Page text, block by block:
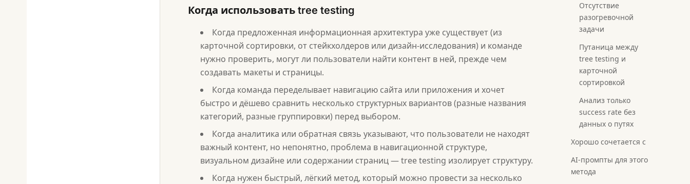
Когда использовать tree testing
Когда предложенная информационная архитектура уже существует (из
карточной сортировки, от стейкхолдеров или дизайн-исследования) и команде
нужно проверить, могут ли пользователи найти контент в ней, прежде чем
создавать макеты и страницы.
Когда команда переделывает навигацию сайта или приложения и хочет
быстро и дёшево сравнить несколько структурных вариантов (разные названия
категорий, разные группировки) перед выбором.
Когда аналитика или обратная связь указывают, что пользователи не находят
важный контент, но непонятно, проблема в навигационной структуре,
визуальном дизайне или содержании страниц — tree testing изолирует структуру.
Когда нужен быстрый, лёгкий метод, который можно провести за несколько
Отсутствие
разогревочной
задачи
Путаница между
tree testing и
карточной
сортировкой
Анализ только
success rate без
данных о путях
Хорошо сочетается с
AI-промпты для этого
метода